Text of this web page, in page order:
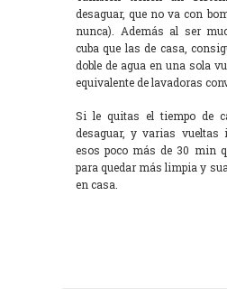
desaguar, que no va con
nunca). Además al ser
cuba que las de casa,
doble de agua en una sola
equivalente de lavadoras
Si le quitas el tiempo de
desaguar, y varias vueltas
esos poco más de 30 min
para quedar más limpia y
en casa.